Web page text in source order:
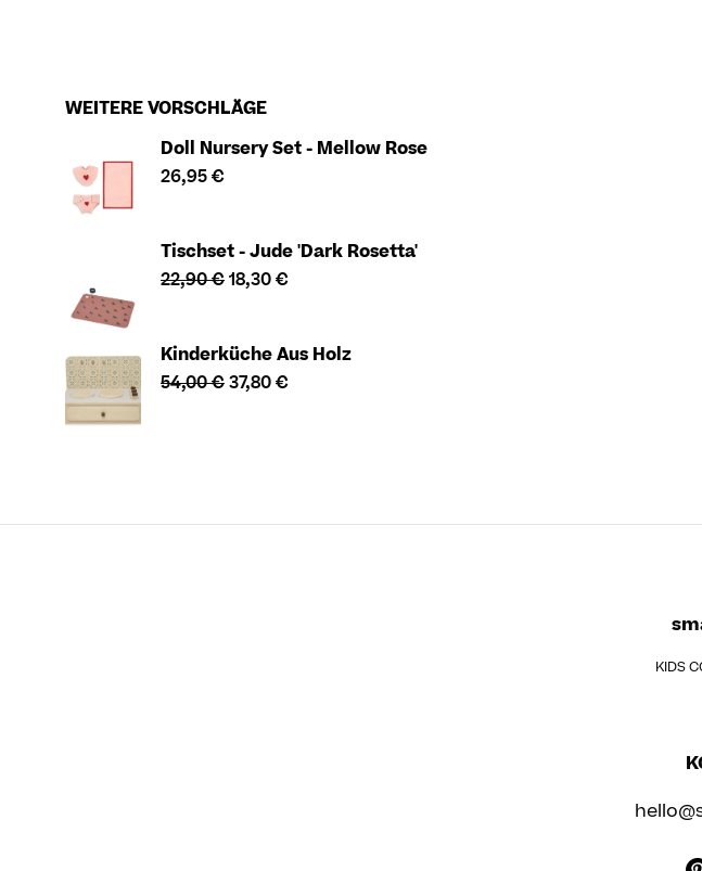
WEITERE VORSCHLÄGE
Doll Nursery Set - Mellow Rose
26,95€
Tischset - Jude 'Dark Rosetta'
22,90€18,30€
Kinderküche Aus Holz
54,00€37,80€
KIDS